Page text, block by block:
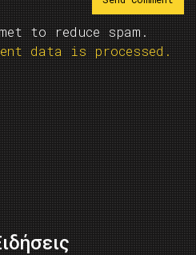
to reduce spam.
data is processed.